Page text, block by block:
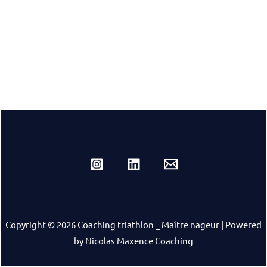
Copyright © 2026 Coaching triathlon _ Maître nageur | Powered
by Nicolas Maxence Coaching